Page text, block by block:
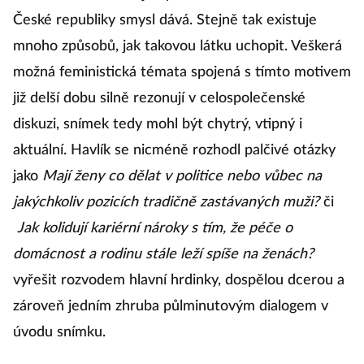
České republiky smysl dává. Stejně tak existuje
mnoho způsobů, jak takovou látku uchopit. Veškerá
možná feministická témata spojená s tímto motivem
již delší dobu silně rezonují v celospolečenské
diskuzi, snímek tedy mohl být chytrý, vtipný i
aktuální. Havlík se nicméně rozhodl palčivé otázky
jako Mají ženy co dělat v politice nebo vůbec na
jakýchkoliv pozicích tradičně zastávaných muži?či
Jak kolidují kariérní nároky s tím, že péče o
domácnost a rodinu stále leží spíše na ženách?
vyřešit rozvodem hlavní hrdinky, dospělou dcerou a
zároveň jedním zhruba půlminutovým dialogem v
úvodu snímku.